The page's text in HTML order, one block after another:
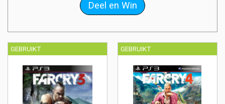
GEBRUIKT GEBRUIKT